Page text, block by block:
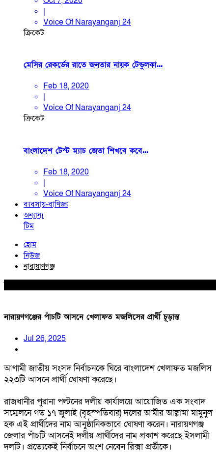
|
Voice Of Narayanganj 24
ক্রিকেট
মেসির রেকর্ডের রাতে জনতার নায়ক টেন্ডুলকা...
Feb 18, 2020
|
Voice Of Narayanganj 24
ক্রিকেট
বাংলাদেশ টেস্ট ম্যাচ জেতা শিখবে কবে...
Feb 18, 2020
|
Voice Of Narayanganj 24
ব্যবসায়-বাণিজ্য
অন্যান্য
টিম
হোম
নিউজ
নারায়াণগঞ্জ
নারায়ণগঞ্জের পাঁচটি আসনে খেলাফত মজলিসের প্রার্থী চূড়ান্ত
Jul 26, 2025
আগামী জাতীয় সংসদ নির্বাচনকে ঘিরে বাংলাদেশ খেলাফত মজলিস
২২৩টি আসনে প্রার্থী ঘোষণা করেছে।
রাজধানীর পুরানা পল্টনের দলীয় কার্যালয়ে আয়োজিত এক সংবাদ
সম্মেলনে গত ১৭ জুলাই (বৃহস্পতিবার) দলের আমীর আল্লামা মামুনুল
হক এই প্রার্থীদের নাম আনুষ্ঠানিকভাবে ঘোষণা করেন। নারায়ণগঞ্জ
জেলার পাঁচটি আসনেই দলীয় প্রার্থীদের নাম প্রকাশ করেছে ইসলামী
দলটি। প্রত্যেকেই নির্বাচনে অংশ নেবেন রিক্সা প্রতীকে।